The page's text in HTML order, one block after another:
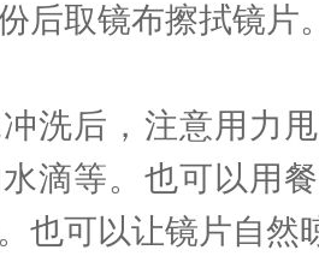
取镜布擦拭镜片
后，注意用力甩
滴等。也可以用
也可以让镜片自然